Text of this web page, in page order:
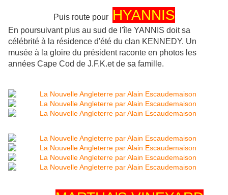
Puis route pour HYANNIS
En poursuivant plus au sud de l'île YANNIS doit sa
célébrité à la résidence d'été du clan KENNEDY. Un
musée à la gloire du président raconte en photos les
années Cape Cod de J.F.K.et de sa famille.